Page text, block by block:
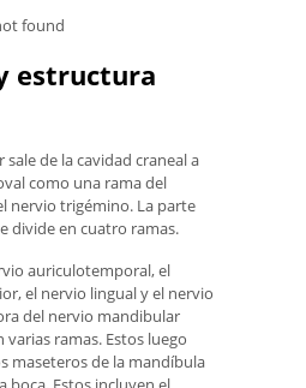
found
estructura
de la cavidad craneal a
como una rama del
nervio trigémino. La parte
divide en cuatro ramas.
auriculotemporal, el
el nervio lingual y el nervio
del nervio mandibular
ramas. Estos luego
maseteros de la mandíbula